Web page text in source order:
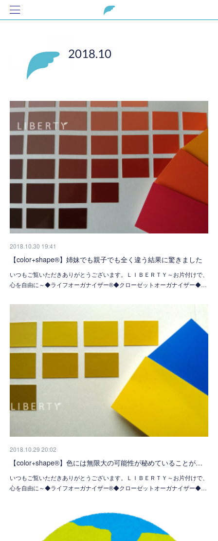
2018.10
2018.10.30 19:41
【color+shape®】姉妹でも親子でも全く違う結果に驚きました
いつもご覧いただきありがとうございます。ＬＩＢＥＲＴＹ～お片付けで、
心を自由に～◆ライフオーガナイザー®◆クローゼットオーガナイザー◆…
2018.10.29 20:02
【color+shape®】色には無限大の可能性が秘めていることが…
いつもご覧いただきありがとうございます。ＬＩＢＥＲＴＹ～お片付けで、
心を自由に～◆ライフオーガナイザー®◆クローゼットオーガナイザー◆…